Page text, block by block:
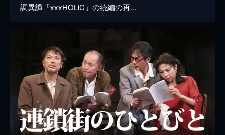
調異譚「xxxHOLiC」の続編の再...